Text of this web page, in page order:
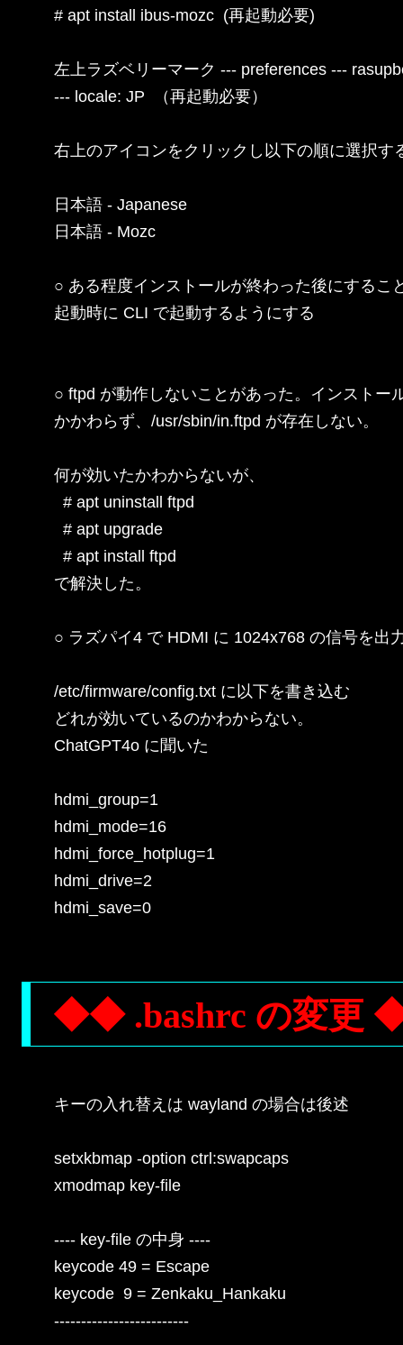
# apt install ibus-mozc  (再起動必要)
左上ラズベリーマーク --- preferences ---
--- locale: JP  （再起動必要）
右上のアイコンをクリックし以下の順に選択す
日本語 - Japanese
日本語 - Mozc
○ ある程度インストールが終わった後にするこ
起動時に CLI で起動するようにする
○ ftpd が動作しないことがあった。インストー
かかわらず、/usr/sbin/in.ftpd が存在しない。
何が効いたかわからないが、
  # apt uninstall ftpd
  # apt upgrade
  # apt install ftpd
で解決した。
○ ラズパイ4 で HDMI に 1024x768 の信号を出
/etc/firmware/config.txt に以下を書き込む
どれが効いているのかわからない。
ChatGPT4o に聞いた
hdmi_group=1
hdmi_mode=16
hdmi_force_hotplug=1
hdmi_drive=2
hdmi_save=0
◆◆ .bashrc の変更
キーの入れ替えは wayland の場合は後述
setxkbmap -option ctrl:swapcaps
xmodmap key-file
---- key-file の中身 ----
keycode 49 = Escape
keycode  9 = Zenkaku_Hankaku
-------------------------